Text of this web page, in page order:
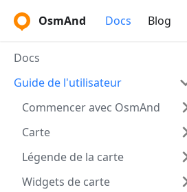
OsmAnd Docs Blog
Docs
Guide de l'utilisateur
Commencer avec OsmAnd
Carte
Légende de la carte
Widgets de carte